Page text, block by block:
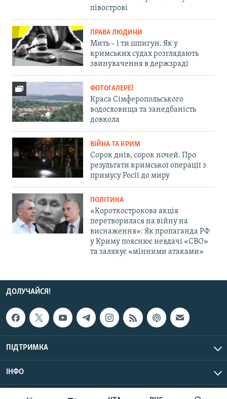
півострові
ПРАВА ЛЮДИНИ
Мить – і ти шпигун. Як у
кримських судах розглядають
звинувачення в держзраді
ФОТОГАЛЕРЕЇ
Краса Сімферопольського
водосховища та занедбаність
довкола
ВІЙНА ТА КРИМ
Сорок днів, сорок ночей. Про
результати кримської операції з
примусу Росії до миру
ПОЛІТИКА
«Короткострокова акція
перетворилася на війну на
виснаження»: Як пропаганда РФ
у Криму пояснює невдачі «СВО»
та залякує «мінними атаками»
ДОЛУЧАЙСЯ!
ПІДТРИМКА
ІНФО